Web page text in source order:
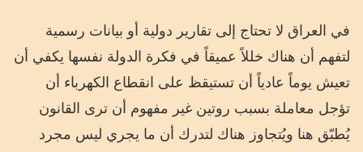
في العراق لا تحتاج إلى تقارير دولية أو بيانات رسمية
لتفهم أن هناك خللاً عميقاً في فكرة الدولة نفسها يكفي أن
تعيش يوماً عادياً أن تستيقظ على انقطاع الكهرباء أن
تؤجل معاملة بسبب روتين غير مفهوم أن ترى القانون
يُطبّق هنا ويُتجاوز هناك لتدرك أن ما يجري ليس مجرد